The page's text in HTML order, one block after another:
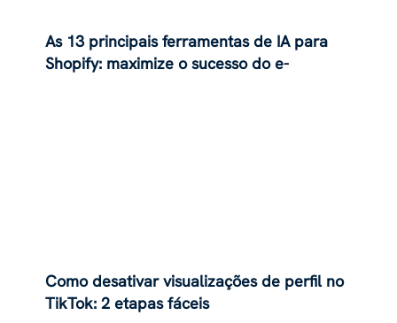
As 13 principais ferramentas de IA para
Shopify: maximize o sucesso do e-
Como desativar visualizações de perfil no
TikTok: 2 etapas fáceis